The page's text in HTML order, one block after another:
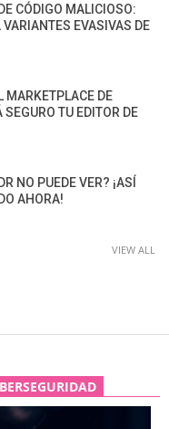
CÓDIGO MALICIOSO:
EVASIVAS DE
MARKETPLACE DE
TU EDITOR DE
NO PUEDE VER? ¡ASÍ
AHORA!
VIEW ALL